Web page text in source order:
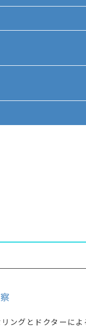
ングとドクターによ